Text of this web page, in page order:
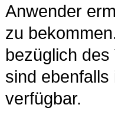
Anwender
zu
bezüglich
sind
verfügbar.